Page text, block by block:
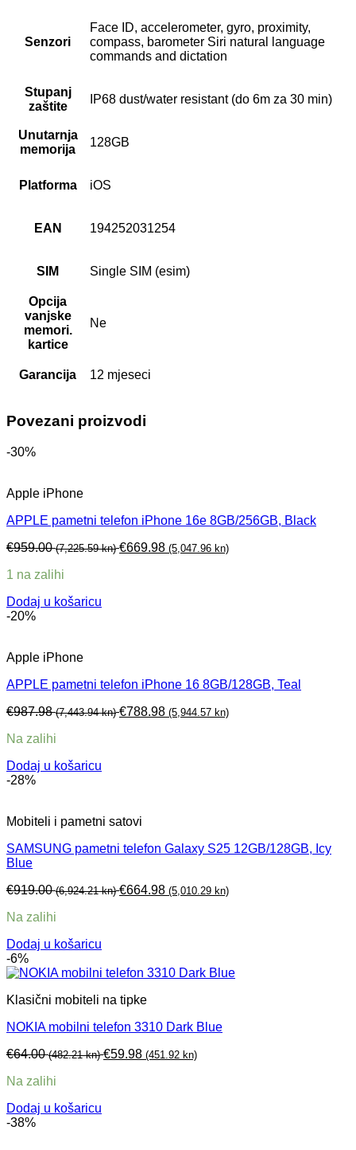
Senzori
Face ID, accelerometer, gyro, proximity,
compass, barometer Siri natural language
commands and dictation
Stupanj
zaštite
IP68 dust/water resistant (do 6m za 30 min)
Unutarnja
memorija
128GB
Platforma iOS
EAN 194252031254
SIM Single SIM (esim)
Opcija
vanjske
memori.
kartice
Ne
Garancija 12 mjeseci
Povezani proizvodi
-30%
Apple iPhone
APPLE pametni telefon iPhone 16e 8GB/256GB, Black
€959.00 (7,225.59 kn) €669.98 (5,047.96 kn)
1 na zalihi
Dodaj u košaricu
-20%
Apple iPhone
APPLE pametni telefon iPhone 16 8GB/128GB, Teal
€987.98 (7,443.94 kn) €788.98 (5,944.57 kn)
Na zalihi
Dodaj u košaricu
-28%
Mobiteli i pametni satovi
SAMSUNG pametni telefon Galaxy S25 12GB/128GB, Icy
Blue
€919.00 (6,924.21 kn) €664.98 (5,010.29 kn)
Na zalihi
Dodaj u košaricu
-6%
Klasični mobiteli na tipke
NOKIA mobilni telefon 3310 Dark Blue
€64.00 (482.21 kn) €59.98 (451.92 kn)
Na zalihi
Dodaj u košaricu
-38%